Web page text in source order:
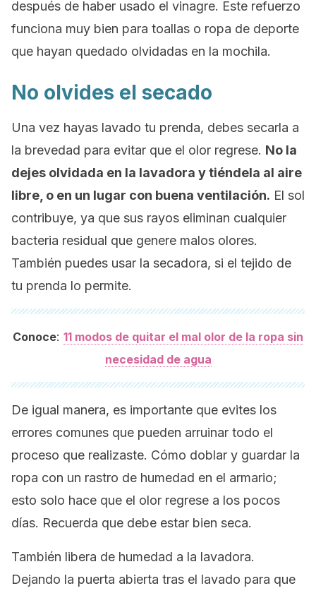
después de haber usado el vinagre. Este refuerzo
funciona muy bien para toallas o ropa de deporte
que hayan quedado olvidadas en la mochila.
No olvides el secado
Una vez hayas lavado tu prenda, debes secarla a
la brevedad para evitar que el olor regrese. No la
dejes olvidada en la lavadora y tiéndela al aire
libre, o en un lugar con buena ventilación. El sol
contribuye, ya que sus rayos eliminan cualquier
bacteria residual que genere malos olores.
También puedes usar la secadora, si el tejido de
tu prenda lo permite.
Conoce: 11 modos de quitar el mal olor de la ropa sin
necesidad de agua
De igual manera, es importante que evites los
errores comunes que pueden arruinar todo el
proceso que realizaste. Cómo doblar y guardar la
ropa con un rastro de humedad en el armario;
esto solo hace que el olor regrese a los pocos
días. Recuerda que debe estar bien seca.
También libera de humedad a la lavadora.
Dejando la puerta abierta tras el lavado para que